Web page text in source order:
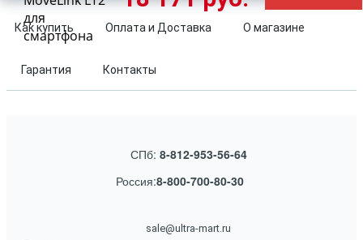
Как купить Оплата и Доставка О магазине
Гарантия Контакты
СПб: 8-812-953-56-64
Россия:8-800-700-80-30
sale@ultra-mart.ru
для
смартфона